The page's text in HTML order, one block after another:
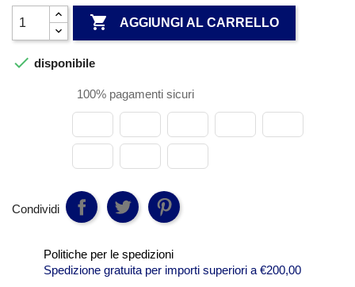
 AGGIUNGI AL CARRELLO
 disponibile
100% pagamenti sicuri
Condividi
Politiche per le spedizioni
Spedizione gratuita per importi superiori a €200,00